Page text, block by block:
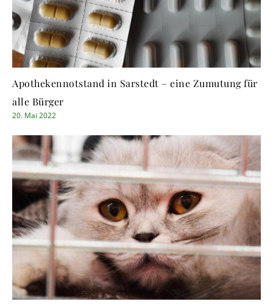
Apothekennotstand in Sarstedt – eine Zumutung für
alle Bürger
20. Mai 2022